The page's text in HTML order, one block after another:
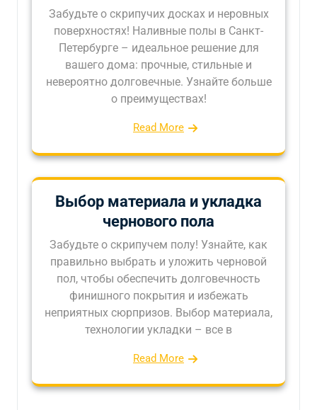
Забудьте о скрипучих досках и неровных
поверхностях! Наливные полы в Санкт-
Петербурге – идеальное решение для
вашего дома: прочные, стильные и
невероятно долговечные. Узнайте больше
о преимуществах!
Read More
Выбор материала и укладка
чернового пола
Забудьте о скрипучем полу! Узнайте, как
правильно выбрать и уложить черновой
пол, чтобы обеспечить долговечность
финишного покрытия и избежать
неприятных сюрпризов. Выбор материала,
технологии укладки – все в
Read More